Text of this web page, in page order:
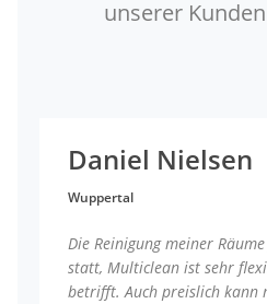
unserer
Daniel Nielsen
Wuppertal
Die Reinigung meiner
statt, Multiclean ist sehr
betrifft. Auch preislich kann